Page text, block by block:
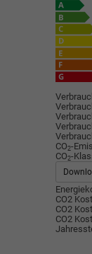
CO2-
CO2-
CO2
CO2
CO2